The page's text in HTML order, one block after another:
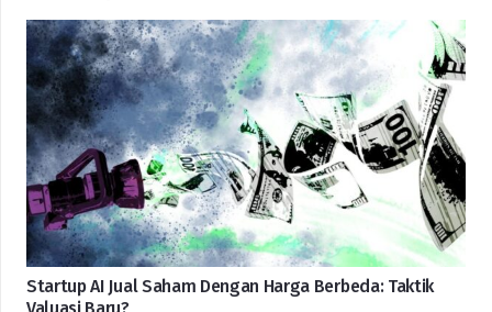
Startup AI Jual Saham Dengan Harga Berbeda: Taktik